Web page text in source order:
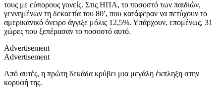
τους με εύπορους γονείς. Στις ΗΠΑ, το ποσοστό των παιδιών,
γεννημένων τη δεκαετία του 80′, που κατάφεραν να πετύχουν το
αμερικανικό όνειρο άγγιξε μόλις 12,5%. Υπάρχουν, επομένως, 31
χώρες που ξεπέρασαν το ποσοστό αυτό.
Advertisement
Advertisement
Από αυτές, η πρώτη δεκάδα κρύβει μια μεγάλη έκπληξη στην
κορυφή της.